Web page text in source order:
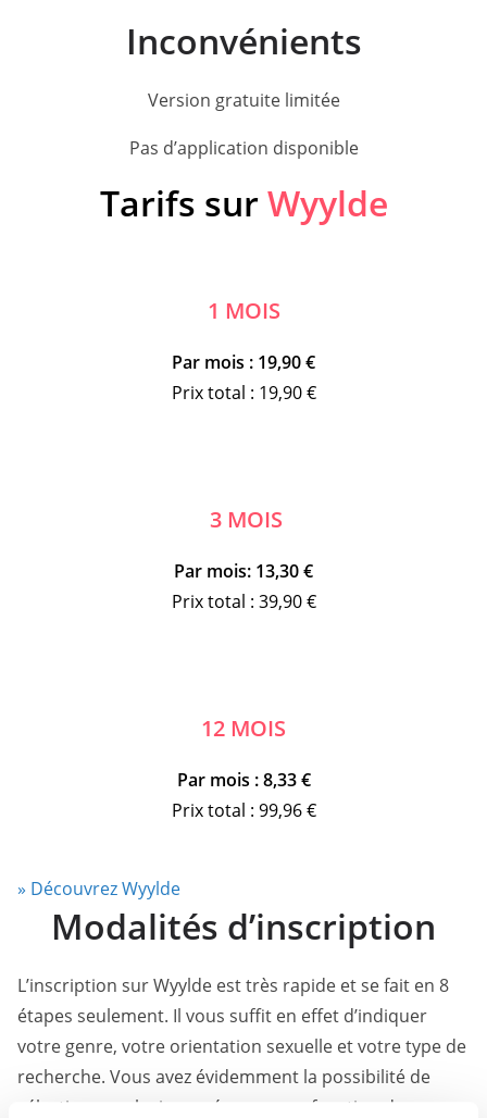
Inconvénients
Version gratuite limitée
Pas d’application disponible
Tarifs surWyylde
1 MOIS
Par mois : 19,90 €
Prix total : 19,90 €
3 MOIS
Par mois: 13,30 €
Prix total : 39,90 €
12 MOIS
Par mois : 8,33 €
Prix total : 99,96 €
» Découvrez Wyylde
Modalités d’inscription
L’inscription sur Wyylde est très rapide et se fait en 8
étapes seulement. Il vous suffit en effet d’indiquer
votre genre, votre orientation sexuelle et votre type de
recherche. Vous avez évidemment la possibilité de
sélectionner plusieurs réponses en fonction de vos